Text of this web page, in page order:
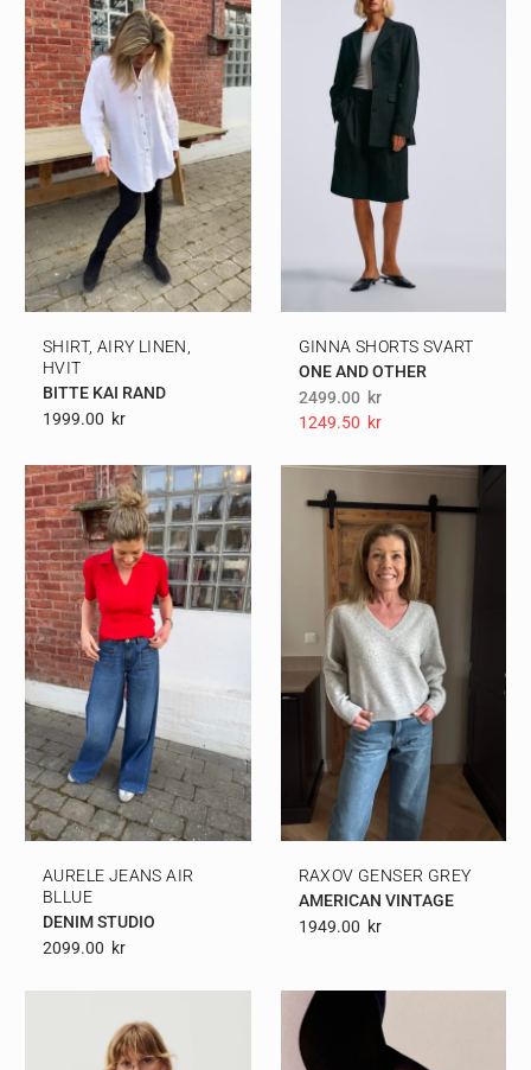
SHIRT, AIRY LINEN,
HVIT
BITTE KAI RAND
1999.00 Kr
GINNA SHORTS SVART
ONE AND OTHER
2499.00 kr
1249.50 Kr
AURELE JEANS AIR
BLLUE
DENIM STUDIO
2099.00 Kr
RAXOV GENSER GREY
AMERICAN VINTAGE
1949.00 Kr